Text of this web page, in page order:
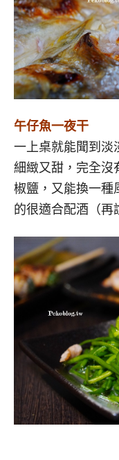
午仔魚一夜干
一上桌就能聞到淡
細緻又甜，完全沒
椒鹽，又能換一種
的很適合配酒（再